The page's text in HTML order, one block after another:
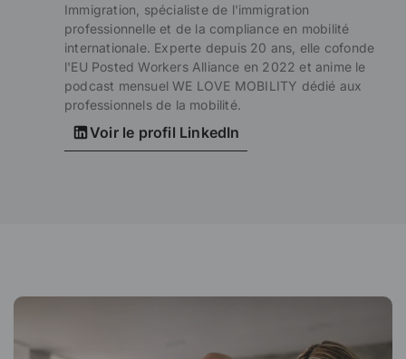
Immigration, spécialiste de l'immigration
professionnelle et de la compliance en mobilité
internationale. Experte depuis 20 ans, elle cofonde
l'EU Posted Workers Alliance en 2022 et anime le
podcast mensuel WE LOVE MOBILITY dédié aux
professionnels de la mobilité.
Voir le profil LinkedIn